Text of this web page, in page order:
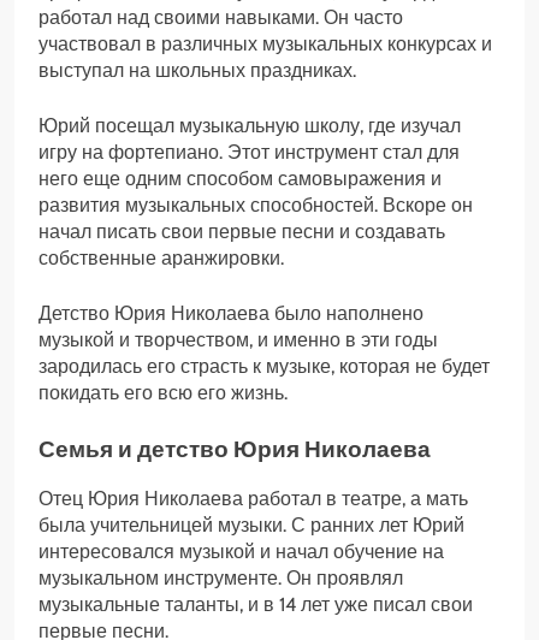
работал над своими навыками. Он часто
участвовал в различных музыкальных конкурсах и
выступал на школьных праздниках.
Юрий посещал музыкальную школу, где изучал
игру на фортепиано. Этот инструмент стал для
него еще одним способом самовыражения и
развития музыкальных способностей. Вскоре он
начал писать свои первые песни и создавать
собственные аранжировки.
Детство Юрия Николаева было наполнено
музыкой и творчеством, и именно в эти годы
зародилась его страсть к музыке, которая не будет
покидать его всю его жизнь.
Семья и детство Юрия Николаева
Отец Юрия Николаева работал в театре, а мать
была учительницей музыки. С ранних лет Юрий
интересовался музыкой и начал обучение на
музыкальном инструменте. Он проявлял
музыкальные таланты, и в 14 лет уже писал свои
первые песни.